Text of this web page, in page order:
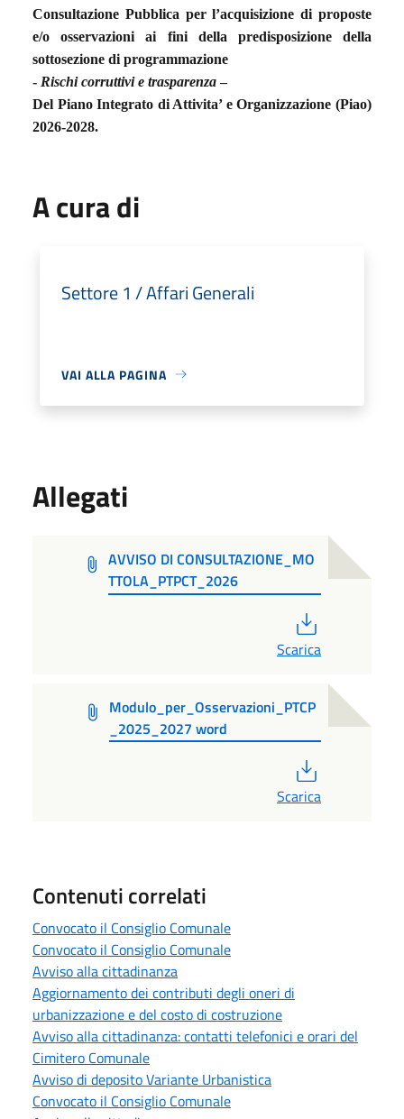
Consultazione Pubblica per l’acquisizione di proposte
e/o osservazioni ai fini della predisposizione della
sottosezione di programmazione
- Rischi corruttivi e trasparenza–
Del Piano Integrato di Attivita’ e Organizzazione (Piao)
2026-2028.
A cura di
Settore 1 / Affari Generali
VAI ALLA PAGINA
Allegati
AVVISO DI CONSULTAZIONE_MO
TTOLA_PTPCT_2026
Scarica
Modulo_per_Osservazioni_PTCP
_2025_2027 word
Scarica
Contenuti correlati
Convocato il Consiglio Comunale
Convocato il Consiglio Comunale
Avviso alla cittadinanza
Aggiornamento dei contributi degli oneri di
urbanizzazione e del costo di costruzione
Avviso alla cittadinanza: contatti telefonici e orari del
Cimitero Comunale
Avviso di deposito Variante Urbanistica
Convocato il Consiglio Comunale